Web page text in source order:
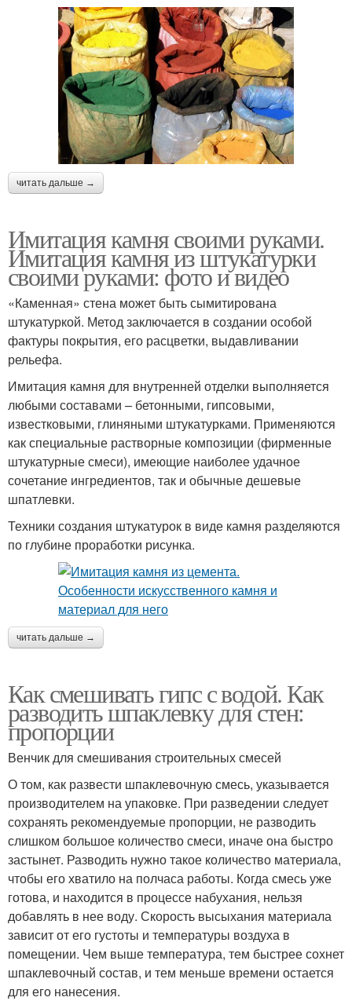
читать дальше →
Имитация камня своими руками.
Имитация камня из штукатурки
своими руками: фото и видео
«Каменная» стена может быть сымитирована
штукатуркой. Метод заключается в создании особой
фактуры покрытия, его расцветки, выдавливании
рельефа.
Имитация камня для внутренней отделки выполняется
любыми составами – бетонными, гипсовыми,
известковыми, глиняными штукатурками. Применяются
как специальные растворные композиции (фирменные
штукатурные смеси), имеющие наиболее удачное
сочетание ингредиентов, так и обычные дешевые
шпатлевки.
Техники создания штукатурок в виде камня разделяются
по глубине проработки рисунка.
читать дальше →
Как смешивать гипс с водой. Как
разводить шпаклевку для стен:
пропорции
Венчик для смешивания строительных смесей
О том, как развести шпаклевочную смесь, указывается
производителем на упаковке. При разведении следует
сохранять рекомендуемые пропорции, не разводить
слишком большое количество смеси, иначе она быстро
застынет. Разводить нужно такое количество материала,
чтобы его хватило на полчаса работы. Когда смесь уже
готова, и находится в процессе набухания, нельзя
добавлять в нее воду. Скорость высыхания материала
зависит от его густоты и температуры воздуха в
помещении. Чем выше температура, тем быстрее сохнет
шпаклевочный состав, и тем меньше времени остается
для его нанесения.